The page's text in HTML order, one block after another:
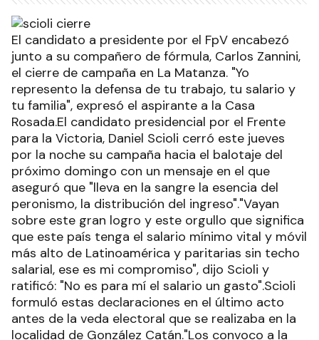
El candidato a presidente por el FpV encabezó
junto a su compañero de fórmula, Carlos Zannini,
el cierre de campaña en La Matanza. "Yo
represento la defensa de tu trabajo, tu salario y
tu familia", expresó el aspirante a la Casa
Rosada.El candidato presidencial por el Frente
para la Victoria, Daniel Scioli cerró este jueves
por la noche su campaña hacia el balotaje del
próximo domingo con un mensaje en el que
aseguró que "lleva en la sangre la esencia del
peronismo, la distribución del ingreso"."Vayan
sobre este gran logro y este orgullo que significa
que este país tenga el salario mínimo vital y móvil
más alto de Latinoamérica y paritarias sin techo
salarial, ese es mi compromiso", dijo Scioli y
ratificó: "No es para mí el salario un gasto".Scioli
formuló estas declaraciones en el último acto
antes de la veda electoral que se realizaba en la
localidad de González Catán."Los convoco a la